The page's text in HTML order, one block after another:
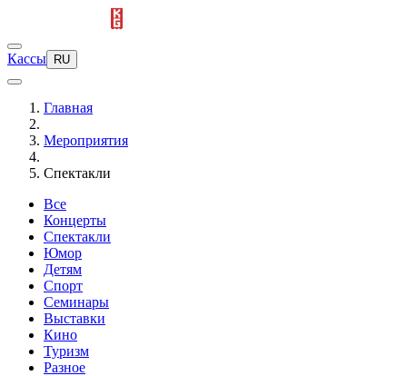
Кассы RU
Главная
Мероприятия
Спектакли
Все
Концерты
Спектакли
Юмор
Детям
Спорт
Семинары
Выставки
Кино
Туризм
Разное